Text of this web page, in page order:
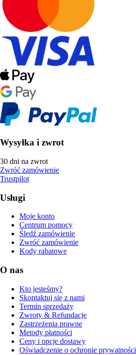
Wysyłka i zwrot
30 dni na zwrot
Zwróć zamówienie
Trustpilot
Usługi
Moje konto
Centrum pomocy
Śledź zamówienie
Zwróć zamówienie
Kody rabatowe
O nas
Kto jesteśmy?
Skontaktuj się z nami
Termin sprzedaży
Zwroty & Refundacje
Zastrzeżenia prawne
Metody płatności
Ceny i opcje dostawy
Oświadczenie o ochronie prywatności